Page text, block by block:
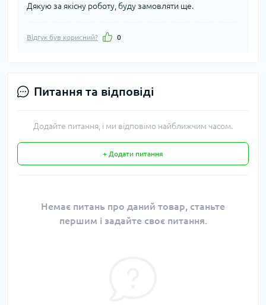
Дякую за якісну роботу, буду замовляти ще.
Відгук був корисний? 0
Питання та відповіді
Додайте питання, і ми відповімо найближчим часом.
+ Додати питання
Немає питань про даний товар, станьте
першим і задайте своє питання.